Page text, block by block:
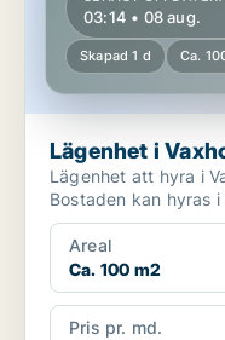
03:14 • 08 aug.
Skapad 1 d Ca.
Lägenhet i
Lägenhet att hyra i Vaxholm
Bostaden kan hyras i
Areal
Ca. 100 m2
Pris pr. md.